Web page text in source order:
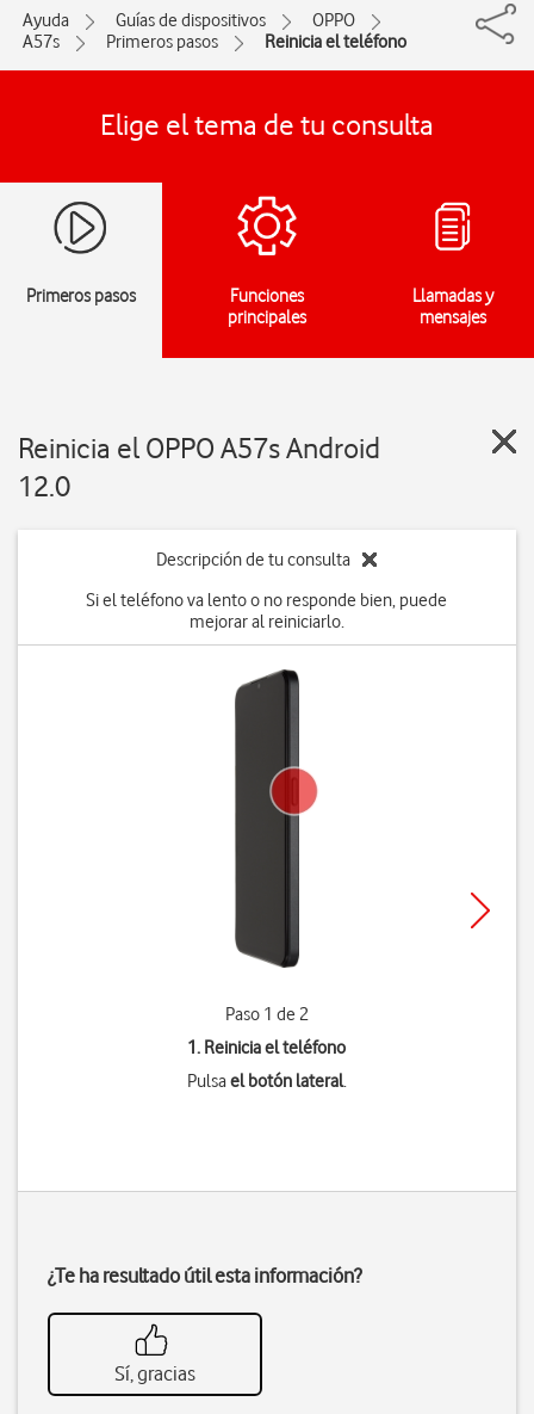
Ayuda Guías de dispositivos
OPPO
A57s
Primeros pasos Reinicia el teléfono
Elige el tema de tu consulta
Primeros pasos
Funciones
principales
Llamadas y
mensajes
Reinicia el OPPO A57s Android
12.0
Descripción de tu consulta
Si el teléfono va lento o no responde bien, puede
mejorar al reiniciarlo.
Paso 1 de 2
1. Reinicia el teléfono
Pulsael botón lateral.
¿Te ha resultado útil esta información?
Sí, gracias